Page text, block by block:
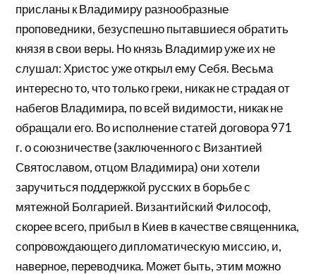
присланы к Владимиру разнообразные
проповедники, безуспешно пытавшиеся обратить
князя в свои веры. Но князь Владимир уже их не
слушал: Христос уже открыл ему Себя. Весьма
интересно то, что только греки, никак не страдая от
набегов Владимира, по всей видимости, никак не
обращали его. Во исполнение статей договора 971
г. о союзничестве (заключенного с Византией
Святославом, отцом Владимира) они хотели
заручиться поддержкой русских в борьбе с
мятежной Болгарией. Византийский Философ,
скорее всего, прибыл в Киев в качестве священника,
сопровождающего дипломатическую миссию, и,
наверное, переводчика. Может быть, этим можно